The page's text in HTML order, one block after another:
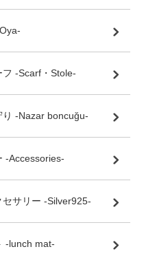
フ -Scarf・Stole-
り -Nazar boncuğu-
-Accessories-
セサリー -Silver925-
-lunch mat-